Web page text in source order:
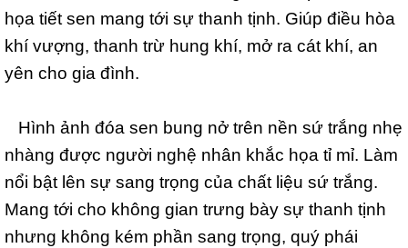
họa tiết sen mang tới sự thanh tịnh. Giúp điều hòa
khí vượng, thanh trừ hung khí, mở ra cát khí, an
yên cho gia đình.
Hình ảnh đóa sen bung nở trên nền sứ trắng nhẹ
nhàng được người nghệ nhân khắc họa tỉ mỉ. Làm
nổi bật lên sự sang trọng của chất liệu sứ trắng.
Mang tới cho không gian trưng bày sự thanh tịnh
nhưng không kém phần sang trọng, quý phái